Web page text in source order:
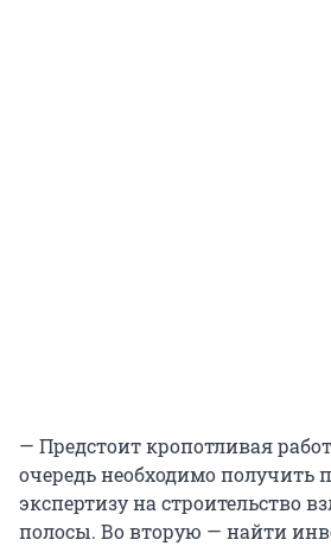
— Предстоит кропотливая
очередь необходимо получить
экспертизу на строительство
полосы. Во вторую — найти